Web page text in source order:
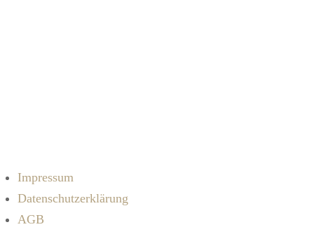
Impressum
Datenschutzerklärung
AGB